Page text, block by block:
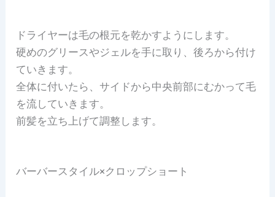
ドライヤーは毛の根元を乾かすようにします。
硬めのグリースやジェルを手に取り、後ろから付け
ていきます。
全体に付いたら、サイドから中央前部にむかって毛
を流していきます。
前髪を立ち上げて調整します。
バーバースタイル×クロップショート